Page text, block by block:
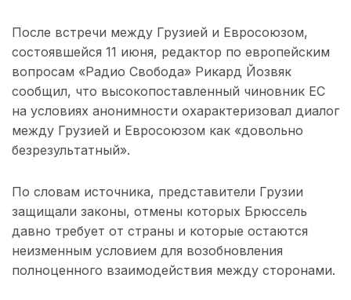
После встречи между Грузией и Евросоюзом,
состоявшейся 11 июня, редактор по европейским
вопросам «Радио Свобода» Рикард Йозвяк
сообщил, что высокопоставленный чиновник ЕС
на условиях анонимности охарактеризовал диалог
между Грузией и Евросоюзом как «довольно
безрезультатный».
По словам источника, представители Грузии
защищали законы, отмены которых Брюссель
давно требует от страны и которые остаются
неизменным условием для возобновления
полноценного взаимодействия между сторонами.